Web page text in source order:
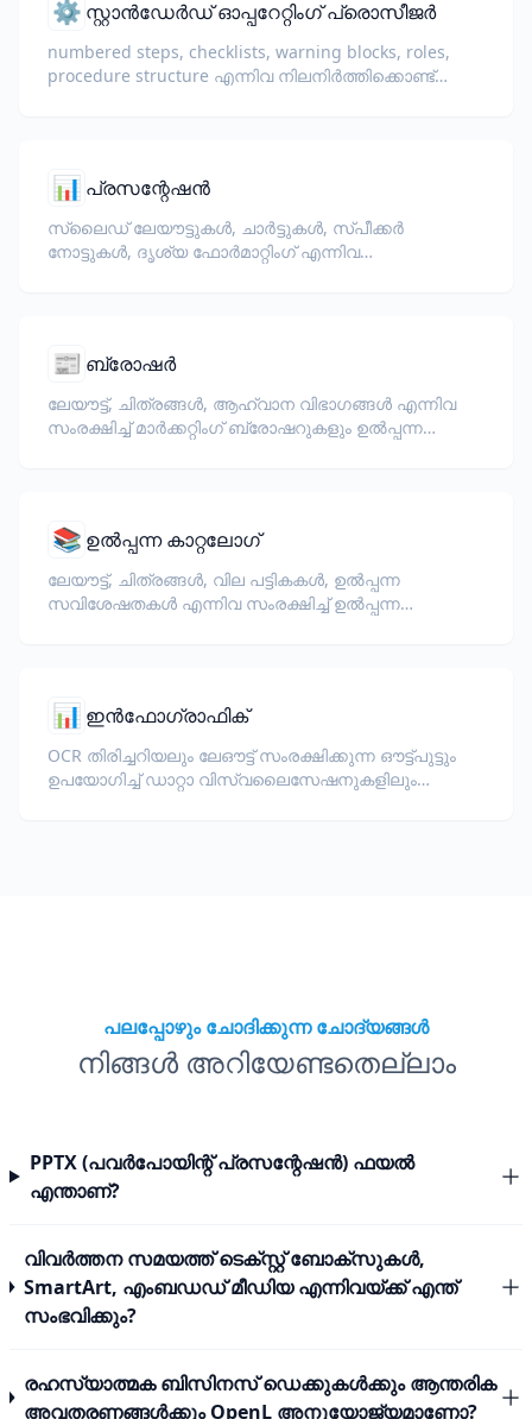
⚙️ സ്റ്റാൻഡേർഡ് ഓപ്പറേറ്റിംഗ് പ്രൊസീജർ
numbered steps, checklists, warning blocks, roles,
procedure structure എന്നിവ നിലനിർത്തിക്കൊണ്ട്
📊 പ്രസന്റേഷൻ
സ്ലൈഡ് ലേയൗട്ടുകൾ, ചാർട്ടുകൾ, സ്പീക്കർ
നോട്ടുകൾ, ദൃശ്യ ഫോർമാറ്റിംഗ് എന്നിവ
📰 ബ്രോഷർ
ലേയൗട്ട്, ചിത്രങ്ങൾ, ആഹ്വാന വിഭാഗങ്ങൾ എന്നിവ
സംരക്ഷിച്ച് മാർക്കറ്റിംഗ് ബ്രോഷറുകളും ഉൽപ്പന്ന
📚 ഉൽപ്പന്ന കാറ്റലോഗ്
ലേയൗട്ട്, ചിത്രങ്ങൾ, വില പട്ടികകൾ, ഉൽപ്പന്ന
സവിശേഷതകൾ എന്നിവ സംരക്ഷിച്ച് ഉൽപ്പന്ന
📊 ഇൻഫോഗ്രാഫിക്
OCR തിരിച്ചറിയലും ലേഔട്ട് സംരക്ഷിക്കുന്ന ഔട്ട്പുട്ടും
ഉപയോഗിച്ച് ഡാറ്റാ വിസ്വലൈസേഷനുകളിലും
പലപ്പോഴും ചോദിക്കുന്ന ചോദ്യങ്ങൾ
നിങ്ങൾ അറിയേണ്ടതെല്ലാം
PPTX (പവർപോയിന്റ് പ്രസന്റേഷൻ) ഫയൽ
എന്താണ്?
വിവർത്തന സമയത്ത് ടെക്സ്റ്റ് ബോക്സുകൾ,
SmartArt, എംബഡഡ് മീഡിയ എന്നിവയ്ക്ക് എന്ത്
സംഭവിക്കും?
രഹസ്യാത്മക ബിസിനസ് ഡെക്കുകൾക്കും ആന്തരിക
അവതരണങ്ങൾക്കും OpenL അനുയോജ്യമാണോ?